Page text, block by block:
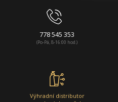
778 545 353
(Po-Pá, 8-16:00 hod.)
Výhradní distributor